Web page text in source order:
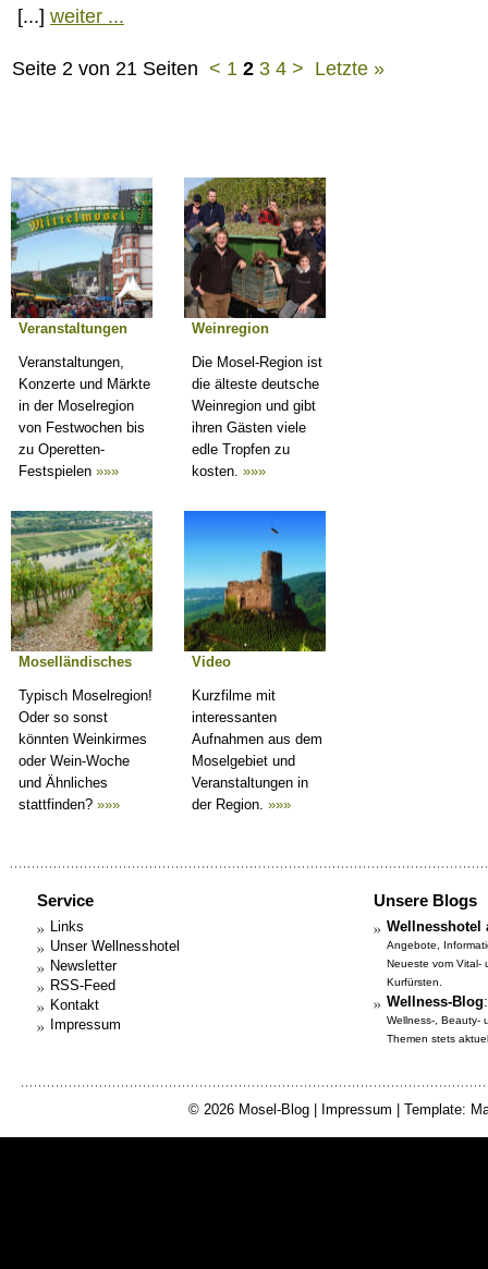
[...] weiter ...
Seite 2 von 21 Seiten < 1 2 3 4 > Letzte »
Veranstaltungen
Veranstaltungen,
Konzerte und Märkte
in der Moselregion
von Festwochen bis
zu Operetten-
Festspielen »»»
Weinregion
Die Mosel-Region ist
die älteste deutsche
Weinregion und gibt
ihren Gästen viele
edle Tropfen zu
kosten. »»»
Moselländisches
Typisch Moselregion!
Oder so sonst
könnten Weinkirmes
oder Wein-Woche
und Ähnliches
stattfinden? »»»
Video
Kurzfilme mit
interessanten
Aufnahmen aus dem
Moselgebiet und
Veranstaltungen in
der Region. »»»
Service
Links
Unser Wellnesshotel
Newsletter
RSS-Feed
Kontakt
Impressum
Unsere Blogs
Wellnesshotel
Angebote,
Neueste vom Vital-
Kurfürsten.
Wellness-Blog:
Wellness-, Beauty-
Themen stets
© 2026 Mosel-Blog Impressum | Template: